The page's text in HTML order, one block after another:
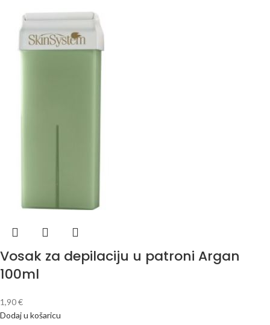
Vosak za depilaciju u patroni Argan
100ml
1,90€
Dodaj u košaricu